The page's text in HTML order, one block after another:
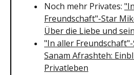
Noch mehr Privates:
Freundschaft"-Star
Über die Liebe und
"In aller
Sanam Afrashteh:
Privatleben